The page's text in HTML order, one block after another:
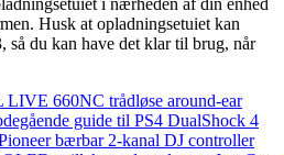
i nærheden af din enhed
Husk at opladningsetuiet kan
så du kan have det klar til brug, når
LIVE 660NC trådløse around-ear
guide til PS4 DualShock 4
bærbar 2-kanal DJ controller